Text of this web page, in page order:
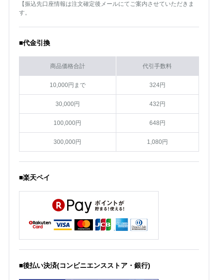
【振込先口座情報は注文確定後メールにてご案内させていただきま
す。
■代金引換
商品価格合計 代引手数料
10,000円まで 324円
30,000円 432円
100,000円 648円
300,000円 1,080円
■楽天ペイ
■後払い決済(コンビニエンスストア・銀行)